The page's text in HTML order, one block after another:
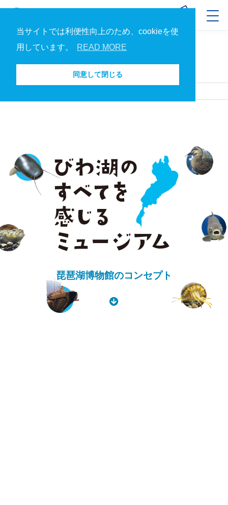
当サイトでは利便性向上のため、cookieを使
用しています。
READ MORE
同意して閉じる
琵琶湖博物館とは
琵琶湖博物館とはトップへ
琵琶湖博物館のコンセプト